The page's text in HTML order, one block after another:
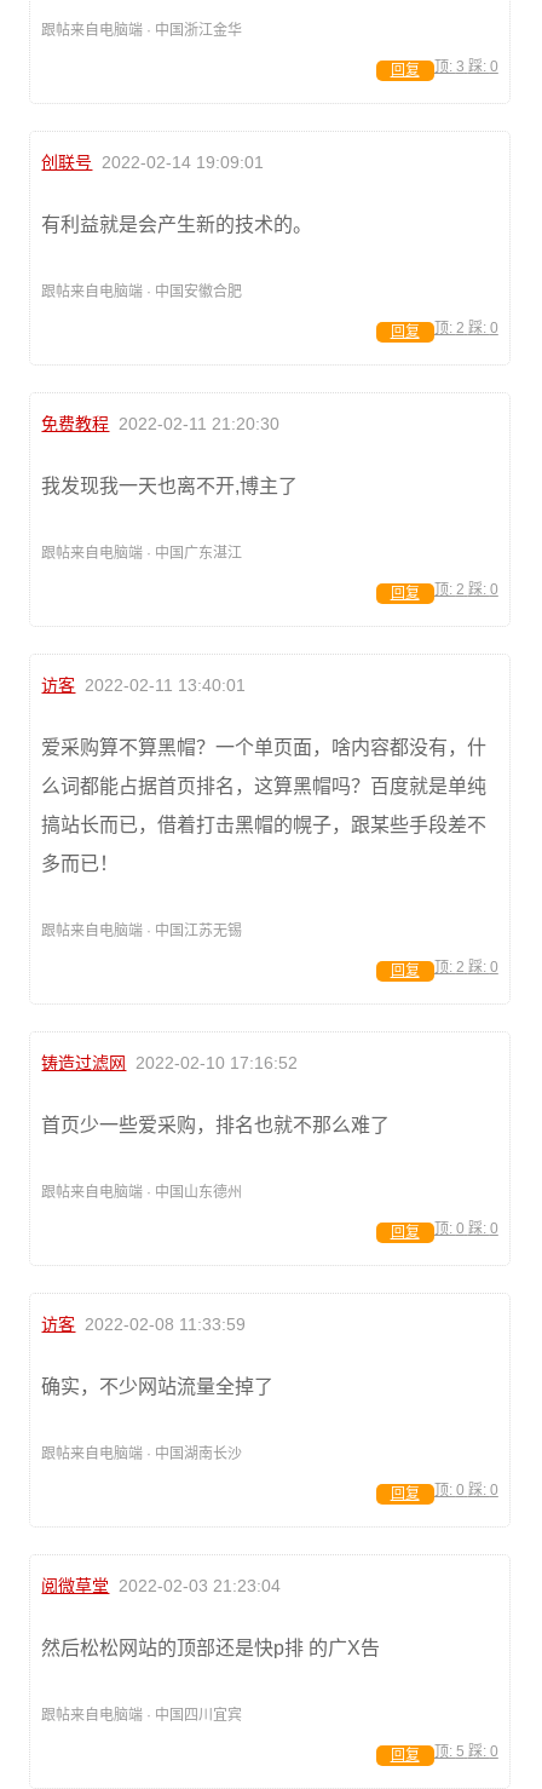
跟帖来自电脑端 · 中国浙江金华
顶: 3 踩: 0
回复
创联号 2022-02-14 19:09:01
有利益就是会产生新的技术的。
跟帖来自电脑端 · 中国安徽合肥
顶: 2 踩: 0
回复
免费教程 2022-02-11 21:20:30
我发现我一天也离不开,博主了
跟帖来自电脑端 · 中国广东湛江
顶: 2 踩: 0
回复
访客 2022-02-11 13:40:01
爱采购算不算黑帽？一个单页面，啥内容都没有，什
么词都能占据首页排名，这算黑帽吗？百度就是单纯
搞站长而已，借着打击黑帽的幌子，跟某些手段差不
多而已！
跟帖来自电脑端 · 中国江苏无锡
顶: 2 踩: 0
回复
铸造过滤网 2022-02-10 17:16:52
首页少一些爱采购，排名也就不那么难了
跟帖来自电脑端 · 中国山东德州
顶: 0 踩: 0
回复
访客 2022-02-08 11:33:59
确实，不少网站流量全掉了
跟帖来自电脑端 · 中国湖南长沙
顶: 0 踩: 0
回复
阅微草堂 2022-02-03 21:23:04
然后松松网站的顶部还是快p排 的广X告
跟帖来自电脑端 · 中国四川宜宾
顶: 5 踩: 0
回复